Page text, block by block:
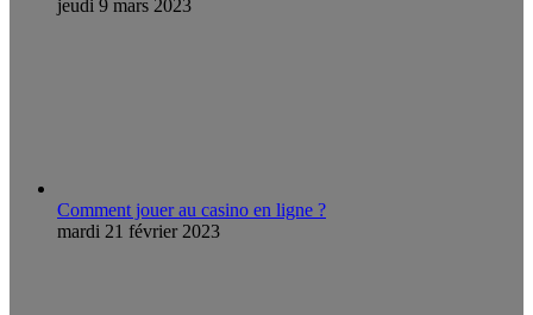
jeudi 9 mars 2023
Comment jouer au casino en ligne ?
mardi 21 février 2023